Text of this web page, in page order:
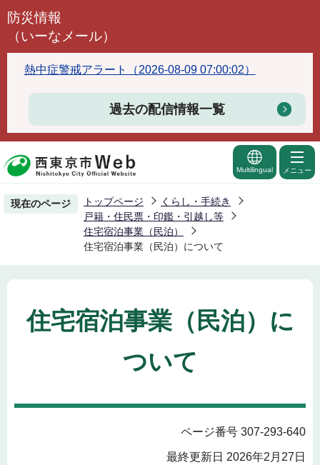
こ
頭
で
防災情報
（いーなメール）
熱中症警戒アラート（2026-08-09 07:00:02）
過去の配信情報一覧
Multilingual メニュー
現在のページ トップページ
くらし・手続き
戸籍・住民票・印鑑・引越し等
住宅宿泊事業（民泊）
住宅宿泊事業（民泊）について
住宅宿泊事業（民泊）に
ついて
ページ番号 307-293-640
最終更新日 2026年2月27日